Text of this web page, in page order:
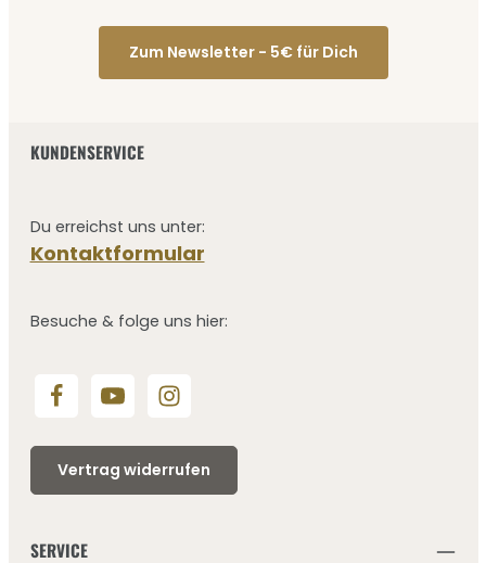
Zum Newsletter - 5€ für Dich
KUNDENSERVICE
Du erreichst uns unter:
Kontaktformular
Besuche & folge uns hier:
Vertrag widerrufen
SERVICE